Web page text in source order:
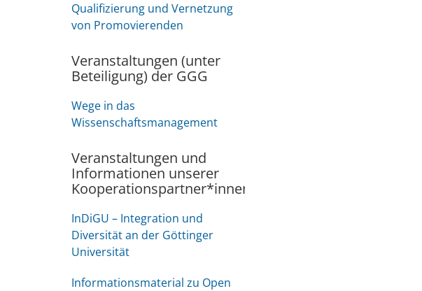
Qualifizierung und Vernetzung
von Promovierenden
Veranstaltungen (unter
Beteiligung) der GGG
Wege in das
Wissenschaftsmanagement
Veranstaltungen und
Informationen unserer
Kooperationspartner*innen
InDiGU – Integration und
Diversität an der Göttinger
Universität
Informationsmaterial zu Open